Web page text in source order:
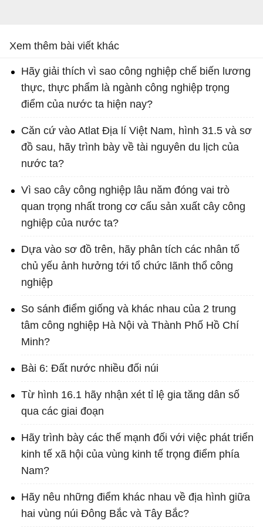
Xem thêm bài viết khác
Hãy giải thích vì sao công nghiệp chế biến lương
thực, thực phẩm là ngành công nghiệp trọng
điểm của nước ta hiện nay?
Căn cứ vào Atlat Địa lí Việt Nam, hình 31.5 và sơ
đồ sau, hãy trình bày về tài nguyên du lịch của
nước ta?
Vì sao cây công nghiệp lâu năm đóng vai trò
quan trọng nhất trong cơ cấu sản xuất cây công
nghiệp của nước ta?
Dựa vào sơ đồ trên, hãy phân tích các nhân tố
chủ yếu ảnh hưởng tới tổ chức lãnh thổ công
nghiệp
So sánh điểm giống và khác nhau của 2 trung
tâm công nghiệp Hà Nội và Thành Phố Hồ Chí
Minh?
Bài 6: Đất nước nhiều đối núi
Từ hình 16.1 hãy nhận xét tỉ lệ gia tăng dân số
qua các giai đoạn
Hãy trình bày các thế mạnh đối với việc phát triển
kinh tế xã hội của vùng kinh tế trọng điểm phía
Nam?
Hãy nêu những điểm khác nhau về địa hình giữa
hai vùng núi Đông Bắc và Tây Bắc?